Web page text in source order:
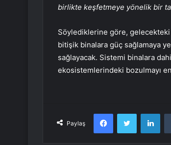
birlikte keşfetmeye yönelik bir
Söylediklerine göre,
bitişik binalara güç sağlamaya
sağlayacak. Sistemi binalara
ekosistemlerindeki bozulmayı
Paylaş
FacebookTwitter